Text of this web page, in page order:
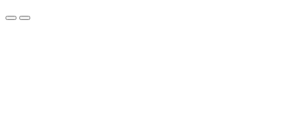
Меню